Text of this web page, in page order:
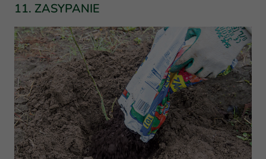
11. ZASYPANIE